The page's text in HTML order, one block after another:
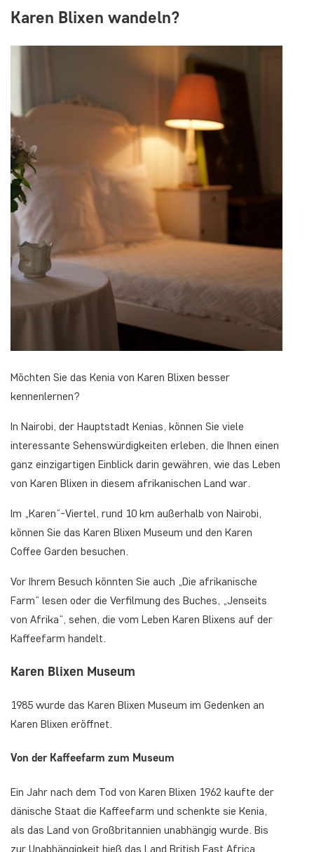
Karen Blixen wandeln?
Möchten Sie das Kenia von Karen Blixen besser
kennenlernen?
In Nairobi, der Hauptstadt Kenias, können Sie viele
interessante Sehenswürdigkeiten erleben, die Ihnen einen
ganz einzigartigen Einblick darin gewähren, wie das Leben
von Karen Blixen in diesem afrikanischen Land war.
Im „Karen“-Viertel, rund 10 km außerhalb von Nairobi,
können Sie das Karen Blixen Museum und den Karen
Coffee Garden besuchen.
Vor Ihrem Besuch könnten Sie auch „Die afrikanische
Farm“ lesen oder die Verfilmung des Buches, „Jenseits
von Afrika“, sehen, die vom Leben Karen Blixens auf der
Kaffeefarm handelt.
Karen Blixen Museum
1985 wurde das Karen Blixen Museum im Gedenken an
Karen Blixen eröffnet.
Von der Kaffeefarm zum Museum
Ein Jahr nach dem Tod von Karen Blixen 1962 kaufte der
dänische Staat die Kaffeefarm und schenkte sie Kenia,
als das Land von Großbritannien unabhängig wurde. Bis
zur Unabhängigkeit hieß das Land British East Africa.